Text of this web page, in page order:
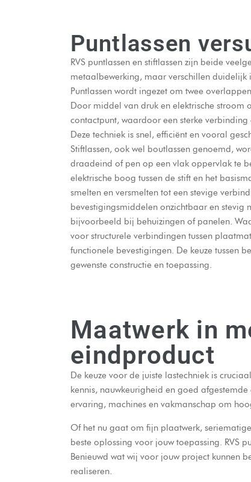
Puntlassen
RVS puntlassen en stiftlassen zijn beide
metaalbewerking, maar verschillen duidelijk
Puntlassen wordt ingezet om twee
Door middel van druk en elektrische stroom
contactpunt, waardoor een sterke
Deze techniek is snel, efficiënt en vooral
Stiftlassen, ook wel boutlassen genoemd,
draadeind of pen op een vlak oppervlak te
elektrische boog tussen de stift en het
smelten en versmelten tot een stevige
bevestigingsmiddelen onzichtbaar en stevig
bijvoorbeeld bij behuizingen of panelen.
voor structurele verbindingen tussen
functionele bevestigingen. De keuze tussen
gewenste constructie en toepassing.
Maatwerk in
eindproduct
De keuze voor de juiste lastechniek is
kennis, nauwkeurigheid en goed
ervaring, machines en vakmanschap om
Of het nu gaat om fijn plaatwerk,
beste oplossing voor jouw toepassing. RVS
Benieuwd wat wij voor jouw project kunnen
realiseren.